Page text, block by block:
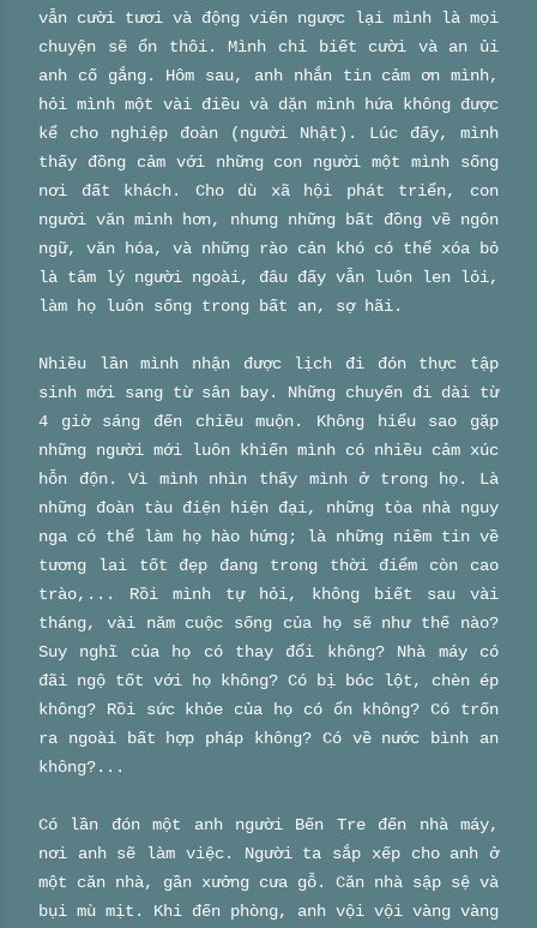
vẫn cười tươi và động viên ngược lại mình là mọi
chuyện sẽ ổn thôi.
Mình chỉ biết cười và an ủi
anh cố gắng. Hôm sau, anh nhắn tin cảm ơn mình,
hỏi mình một vài điều và dặn mình hứa không được
kể cho nghiệp đoàn (người Nhật). Lúc đấy, mình
thấy đồng cảm với những con người một mình sống
nơi đất khách. Cho dù xã hội phát triển, con
người văn minh hơn, nhưng những bất đồng về ngôn
ngữ, văn hóa, và những rào cản khó có thể xóa bỏ
là tâm lý người ngoài, đâu đấy vẫn luôn len lỏi,
làm họ luôn sống trong bất an, sợ hãi.
Nhiều lần mình nhận được lịch đi đón thực tập
sinh mới sang từ sân bay. Những chuyến đi dài từ
4 giờ sáng đến chiều muộn. Không hiểu sao gặp
những người mới luôn khiến mình có nhiều cảm xúc
hỗn độn. Vì mình nhìn thấy mình ở trong họ. Là
những đoàn tàu điện hiện đại, những tòa nhà nguy
nga có thể làm họ hào hứng; là những niềm tin về
tương lai tốt đẹp đang trong thời điểm còn cao
trào,... Rồi mình tự hỏi, không biết sau vài
tháng, vài năm cuộc sống của họ sẽ như thế nào?
Suy nghĩ của họ có thay đổi không? Nhà máy có
đãi ngộ tốt với họ không? Có bị bóc lột, chèn ép
không? Rồi sức khỏe của họ có ổn không? Có trốn
ra ngoài bất hợp pháp không? Có về nước bình an
không?...
Có lần đón một anh người Bến Tre đến nhà máy,
nơi anh sẽ làm việc. Người ta sắp xếp cho anh ở
một căn nhà, gần xưởng cưa gỗ. Căn nhà sập sệ và
bụi mù mịt. Khi đến phòng, anh vội vội vàng vàng